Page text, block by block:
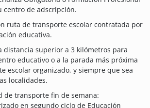
centro de adscripción.
ruta de transporte escolar contratada por
educativa.
distancia superior a 3 kilómetros para
educativo o a la parada más próxima
escolar organizado, y siempre que sea
localidades.
de transporte fin de semana:
en segundo ciclo de Educación